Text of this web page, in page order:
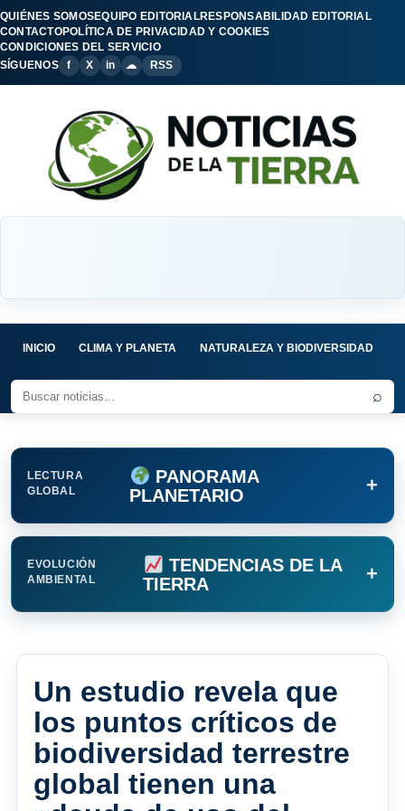
QUIÉNES SOMOSEQUIPO EDITORIALRESPONSABILIDAD EDITORIAL
CONTACTOPOLÍTICA DE PRIVACIDAD Y COOKIES
CONDICIONES DEL SERVICIO
SÍGUENOS
f X in ☁ RSS
INICIO CLIMA Y PLANETA NATURALEZA Y BIODIVERSIDAD
⌕
LECTURA
GLOBAL
PANORAMA
PLANETARIO
+
EVOLUCIÓN
AMBIENTAL
TENDENCIAS DE LA
TIERRA
+
Un estudio revela que
los puntos críticos de
biodiversidad terrestre
global tienen una